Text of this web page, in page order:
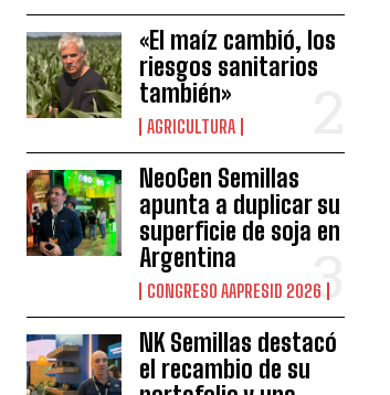
«El maíz cambió, los
riesgos sanitarios
también»
AGRICULTURA
NeoGen Semillas
apunta a duplicar su
superficie de soja en
Argentina
CONGRESO AAPRESID 2026
NK Semillas destacó
el recambio de su